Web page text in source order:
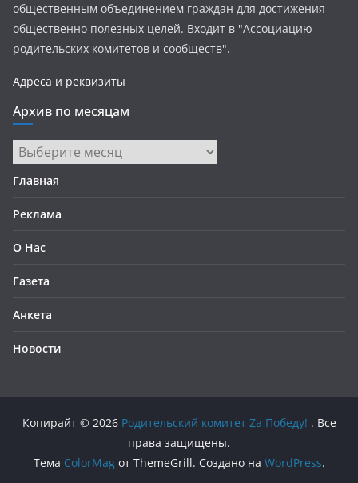
общественным объединением граждан для достижения
общественно полезных целей. Входит в "Ассоциацию
родительских комитетов и сообществ".
Адреса и реквизиты
Архив по месяцам
Архив
месяцам
Главная
Реклама
О Нас
Газета
Анкета
Новости
Копирайт © 2026 Родительский комитет Zа Победу! . Все
права защищены.
Тема ColorMagот ThemeGrill. Создано на WordPress.